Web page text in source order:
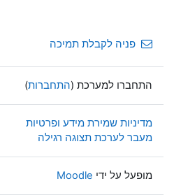
פניה לקבלת תמיכה
התחברו למערכת (התחברות)
מדיניות שמירת מידע ופרטיות
מעבר לערכת תצוגה רגילה
מופעל על ידי Moodle